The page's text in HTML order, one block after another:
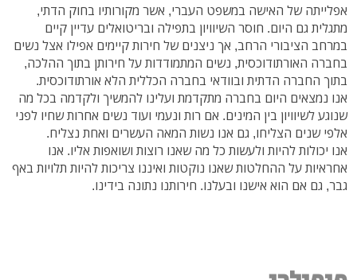
אפלייתה של האישה במשפט העברי, אשר מקורותיו בחוק הדתי,
מתגלית גם היום. חוסר השיוויון בתפילה ובריטואלים עדיין קיים
במרחב הציבורי הרחב, אך ניצנים של חירות קיימים אפילו אצל נשים
בחברה האורתודוכסית, נשים המתמודדות על חירותן בתוך ההלכה,
בתוך החברה הדתית ובוודאי בחברה הכללית הלא אורתודוכסית.
אנו נמצאים היום בחברה מתקדמת ועלינו להמשיך ולקדמה בכל מה
שנוגע לשיוויון בין המינים. אם רות ונעמי ועוד נשים אחרות שחיו לפני
אלפי שנים הצליחו, גם אנו נשות המאה העשרים ואחת נצליח.
אנו יכולות להיות ולעשות כל מה שאנו רוצות ושואפות אליו. אנו
אחראיות על ההחלטות שאנו נוקטות ואיננו צריכות להיות תלויות באף
גבר, גם אם הוא אישנו ובעלנו. חירותנו נתונה בידינו.